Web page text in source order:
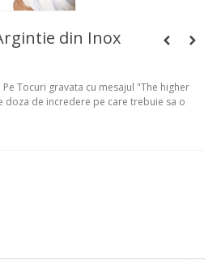
din Inox
Tocuri gravata cu mesajul "The higher
doza de incredere pe care trebuie sa o